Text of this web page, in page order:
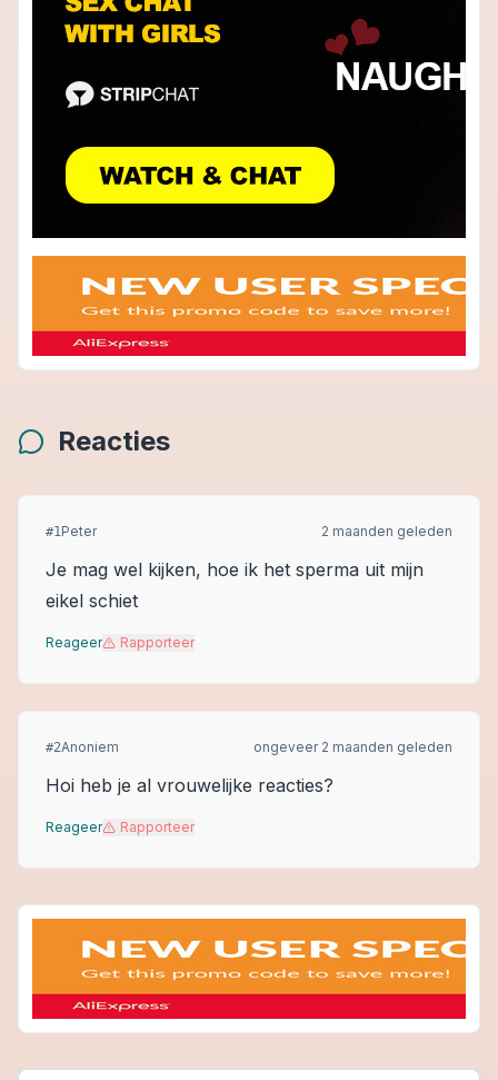
Reacties
#1Peter 2 maanden geleden
Je mag wel kijken, hoe ik het sperma uit mijn
eikel schiet
Reageer Rapporteer
#2Anoniem ongeveer 2 maanden geleden
Hoi heb je al vrouwelijke reacties?
Reageer Rapporteer